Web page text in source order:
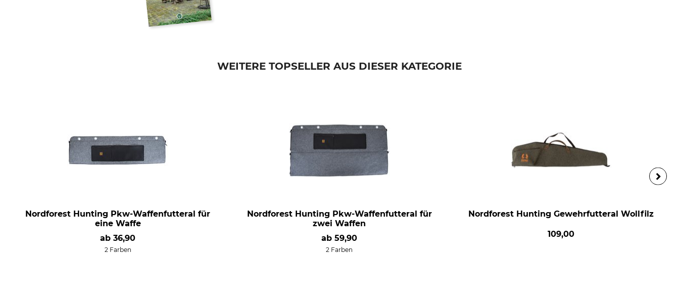
WEITERE TOPSELLER AUS DIESER KATEGORIE
Nordforest Hunting Pkw-Waffenfutteral für
eine Waffe
ab36,90
2 Farben
Nordforest Hunting Pkw-Waffenfutteral für
zwei Waffen
ab59,90
2 Farben
Nordforest Hunting Gewehrfutteral Wollfilz
109,00